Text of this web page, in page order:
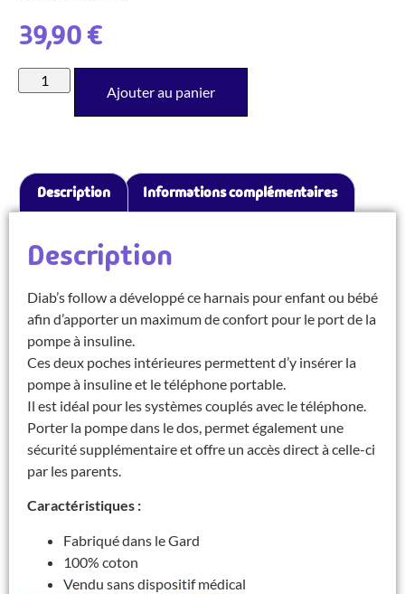
39,90€
Ajouter au panier
Description Informations complémentaires
Description
Diab’s follow a développé ce harnais pour enfant ou bébé
afin d’apporter un maximum de confort pour le port de la
pompe à insuline.
Ces deux poches intérieures permettent d’y insérer la
pompe à insuline et le téléphone portable.
Il est idéal pour les systèmes couplés avec le téléphone.
Porter la pompe dans le dos, permet également une
sécurité supplémentaire et offre un accès direct à celle-ci
par les parents.
Caractéristiques :
Fabriqué dans le Gard
100% coton
Vendu sans dispositif médical